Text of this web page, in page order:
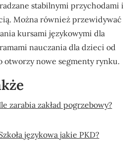
stabilnymi przychodami i
Można również przewidywać
kursami językowymi dla
nauczania dla dzieci od
otworzy nowe segmenty rynku.
zarabia zakład pogrzebowy?
językowa jakie PKD?